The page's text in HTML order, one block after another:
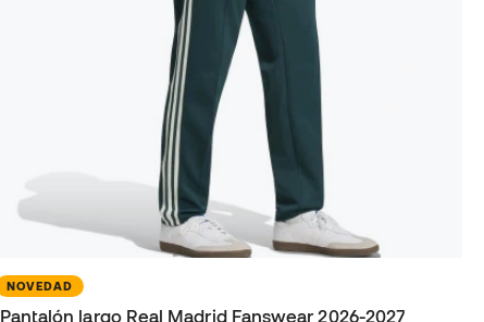
NOVEDAD
Pantalón largo Real Madrid Fanswear 2026-2027